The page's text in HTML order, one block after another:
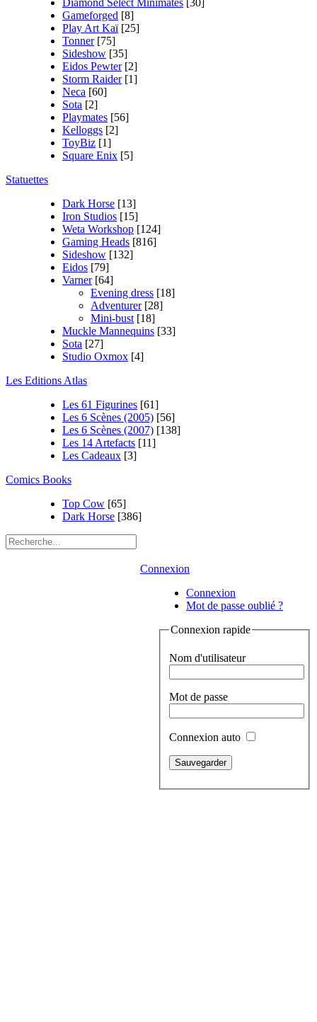
Diamond Select Minimates [30]
Gameforged [8]
Play Art Kaï [25]
Tonner [75]
Sideshow [35]
Eidos Pewter [2]
Storm Raider [1]
Neca [60]
Sota [2]
Playmates [56]
Kelloggs [2]
ToyBiz [1]
Square Enix [5]
Statuettes
Dark Horse [13]
Iron Studios [15]
Weta Workshop [124]
Gaming Heads [816]
Sideshow [132]
Eidos [79]
Varner [64]
Evening dress [18]
Adventurer [28]
Mini-bust [18]
Muckle Mannequins [33]
Sota [27]
Studio Oxmox [4]
Les Editions Atlas
Les 61 Figurines [61]
Les 6 Scènes (2005) [56]
Les 6 Scènes (2007) [138]
Les 14 Artefacts [11]
Les Cadeaux [3]
Comics Books
Top Cow [65]
Dark Horse [386]
Connexion
Connexion
Mot de passe oublié ?
Connexion rapide
Nom d'utilisateur
Mot de passe
Connexion auto